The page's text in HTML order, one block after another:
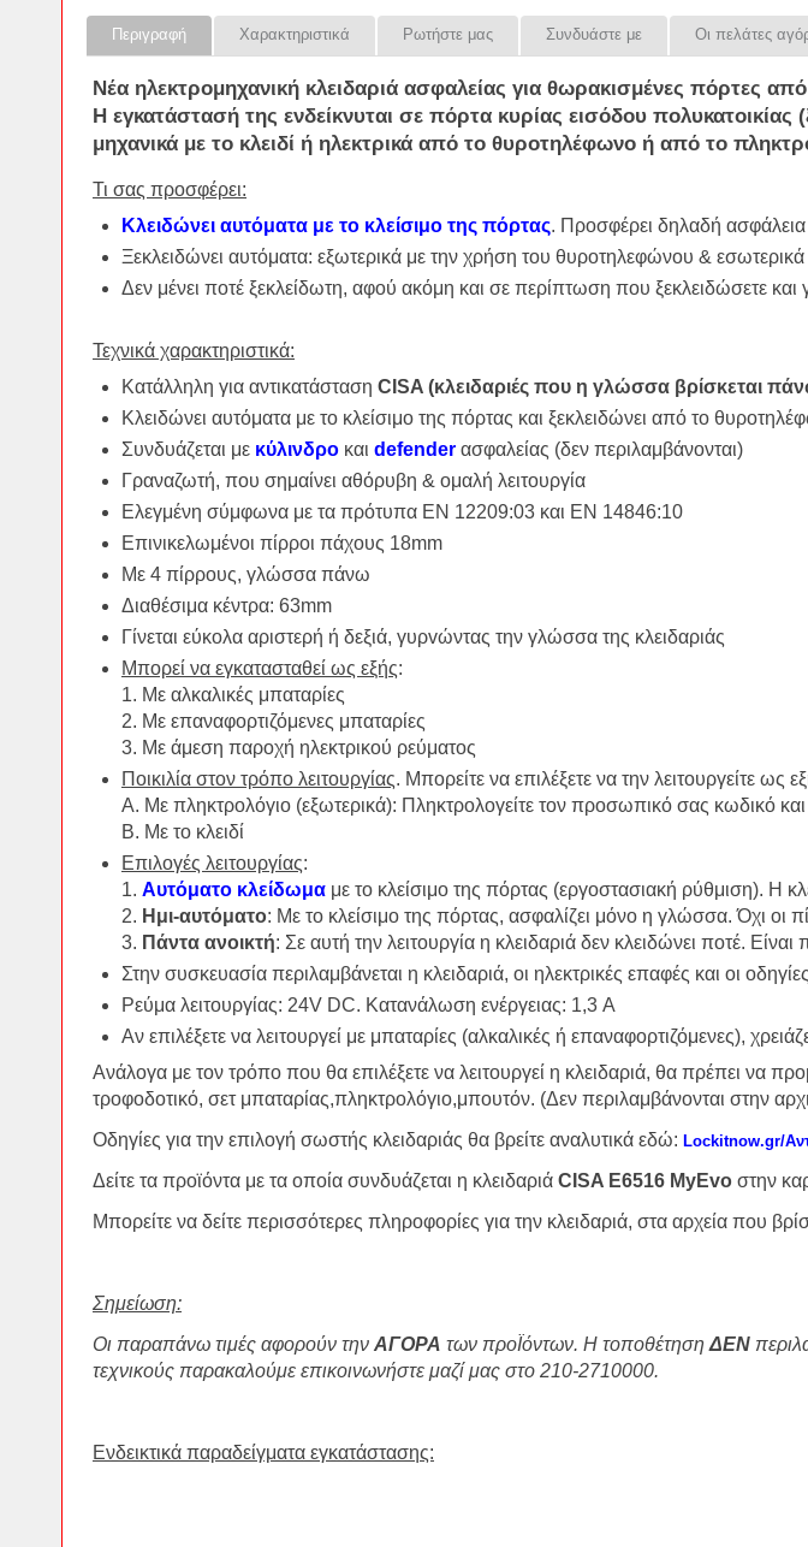
Περιγραφή Χαρακτηριστικά Ρωτήστε μας Συνδυάστε με Οι πελάτες
Νέα ηλεκτρομηχανική κλειδαριά ασφαλείας για θωρακισμένες πόρτες από
Η εγκατάστασή της ενδείκνυται σε πόρτα κυρίας εισόδου πολυκατοικίας
μηχανικά με το κλειδί ή ηλεκτρικά από το θυροτηλέφωνο ή από το
Τι σας προσφέρει:
Κλειδώνει αυτόματα με το κλείσιμο της πόρτας. Προσφέρει δηλαδή
Ξεκλειδώνει αυτόματα: εξωτερικά με την χρήση του θυροτηλεφώνου & εσωτερικά
Δεν μένει ποτέ ξεκλείδωτη, αφού ακόμη και σε περίπτωση που ξεκλειδώσετε και
Τεχνικά χαρακτηριστικά:
Κατάλληλη για αντικατάσταση CISA (κλειδαριές που η γλώσσα βρίσκεται
Κλειδώνει αυτόματα με το κλείσιμο της πόρτας και ξεκλειδώνει από το
Συνδυάζεται με κύλινδρο και defender ασφαλείας (δεν περιλαμβάνονται)
Γραναζωτή, που σημαίνει αθόρυβη & ομαλή λειτουργία
Ελεγμένη σύμφωνα με τα πρότυπα EN 12209:03 και EN 14846:10
Επινικελωμένοι πίρροι πάχους 18mm
Με 4 πίρρους, γλώσσα πάνω
Διαθέσιμα κέντρα: 63mm
Γίνεται εύκολα αριστερή ή δεξιά, γυρvώντας την γλώσσα της κλειδαριάς
Μπορεί να εγκατασταθεί ως εξής:
1. Με αλκαλικές μπαταρίες
2. Με επαναφορτιζόμενες μπαταρίες
3. Με άμεση παροχή ηλεκτρικού ρεύματος
Ποικιλία στον τρόπο λειτουργίας. Μπορείτε να επιλέξετε να την λειτουργείτε ως
Α. Με πληκτρολόγιο (εξωτερικά): Πληκτρολογείτε τον προσωπικό σας κωδικό και
Β. Με το κλειδί
Επιλογές λειτουργίας:
1. Αυτόματο κλείδωμα με το κλείσιμο της πόρτας (εργοστασιακή ρύθμιση). Η
2. Ημι-αυτόματο: Με το κλείσιμο της πόρτας, ασφαλίζει μόνο η γλώσσα. Όχι οι
3. Πάντα ανοικτή: Σε αυτή την λειτουργία η κλειδαριά δεν κλειδώνει ποτέ. Είναι
Στην συσκευασία περιλαμβάνεται η κλειδαριά, οι ηλεκτρικές επαφές και οι
Ρεύμα λειτουργίας: 24V DC. Κατανάλωση ενέργειας: 1,3 A
Αν επιλέξετε να λειτουργεί με μπαταρίες (αλκαλικές ή επαναφορτιζόμενες),
Ανάλογα με τον τρόπο που θα επιλέξετε να λειτουργεί η κλειδαριά, θα πρέπει να
τροφοδοτικό, σετ μπαταρίας,πληκτρολόγιο,μπουτόν. (Δεν περιλαμβάνονται στην
Οδηγίες για την επιλογή σωστής κλειδαριάς θα βρείτε αναλυτικά εδώ: Lockitnow.gr/
Δείτε τα προϊόντα με τα οποία συνδυάζεται η κλειδαριά CISA E6516 MyEvo στην
Μπορείτε να δείτε περισσότερες πληροφορίες για την κλειδαριά, στα αρχεία που
Σημείωση:
Οι παραπάνω τιμές αφορούν την ΑΓΟΡΑ των προΪόντων. Η τοποθέτησηΔΕΝ
τεχνικούς παρακαλούμε επικοινωνήστε μαζί μας στο 210-2710000.
Ενδεικτικά παραδείγματα εγκατάστασης: